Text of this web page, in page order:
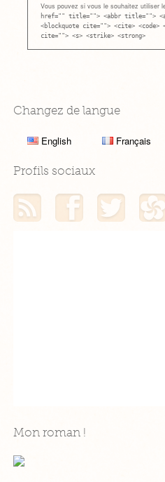
Vous pouvez si vous le souhaitez utiliser
href="" title=""> <abbr title="">
<blockquote cite=""> <cite> <code>
cite=""> <s> <strike> <strong>
Changez de langue
English Français
Profils sociaux
Mon flux RSSMon profil Facebook
Mon profil
Mon roman !